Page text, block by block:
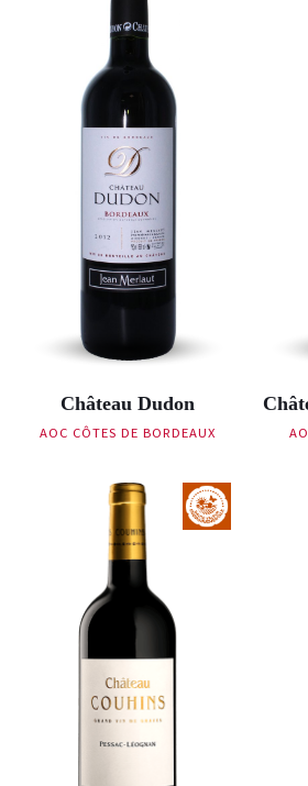
Château Dudon
AOC CÔTES DE BORDEAUX